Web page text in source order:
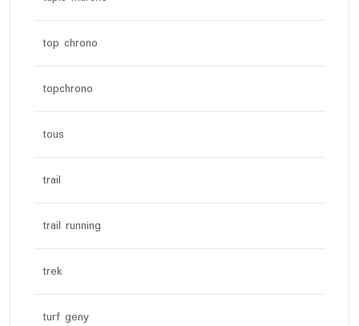
top chrono
topchrono
tous
trail
trail running
trek
turf geny